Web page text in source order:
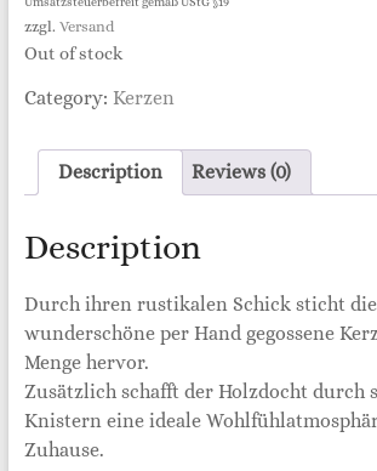
zzgl. Versand
Out of stock
Category: Kerzen
Description Reviews (0)
Description
Durch ihren rustikalen Schick sticht
wunderschöne per Hand gegossene
Menge hervor.
Zusätzlich schafft der Holzdocht durch
Knistern eine ideale
Zuhause.